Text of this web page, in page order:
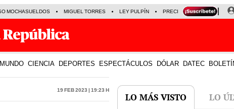
MOCHASUELDOS MIGUEL TORRES LEY PULPÍN PRECIO DEL DÓLAR
MUNDO CIENCIA DEPORTES ESPECTÁCULOS DÓLAR DATEC
19 Feb 2023 | 19:23 h
LO MÁS VISTO LO